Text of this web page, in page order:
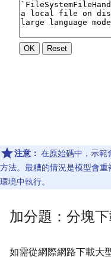
注意： 在原始碼中，示範
方法。最糟的情況是模型會
環境中執行。
加分題：分塊
如需從網際網路下載大